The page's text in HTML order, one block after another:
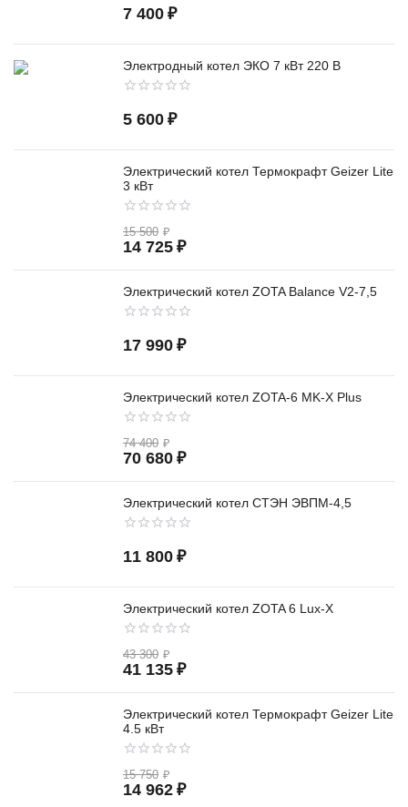
7 400 ₽
Электродный котел ЭКО 7 кВт 220 В
5 600 ₽
Электрический котел Термокрафт Geizer Lite
3 кВт
15 500 ₽
14 725 ₽
Электрический котел ZOTA Balance V2-7,5
17 990 ₽
Электрический котел ZOTA-6 MK-X Plus
74 400 ₽
70 680 ₽
Электрический котел СТЭН ЭВПМ-4,5
11 800 ₽
Электрический котел ZOTA 6 Lux-X
43 300 ₽
41 135 ₽
Электрический котел Термокрафт Geizer Lite
4.5 кВт
15 750 ₽
14 962 ₽